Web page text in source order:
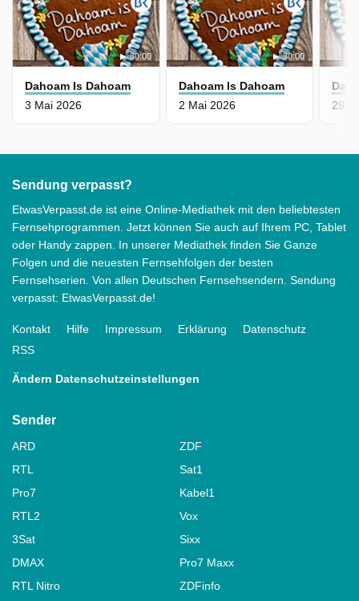
30:00
Dahoam Is Dahoam
3 Mai 2026
30:00
Dahoam Is Dahoam
2 Mai 2026
29
Sendung verpasst?
EtwasVerpasst.de ist eine Online-Mediathek mit den beliebtesten
Fernsehprogrammen. Jetzt können Sie auch auf Ihrem PC, Tablet
oder Handy zappen. In unserer Mediathek finden Sie Ganze
Folgen und die neuesten Fernsehfolgen der besten
Fernsehserien. Von allen Deutschen Fernsehsendern. Sendung
verpasst: EtwasVerpasst.de!
Kontakt Hilfe Impressum Erklärung
Datenschutz
RSS
Ändern Datenschutzeinstellungen
Sender
ARD
ZDF
RTL
Sat1
Pro7
Kabel1
RTL2
Vox
3Sat
Sixx
DMAX
Pro7 Maxx
RTL Nitro
ZDFinfo